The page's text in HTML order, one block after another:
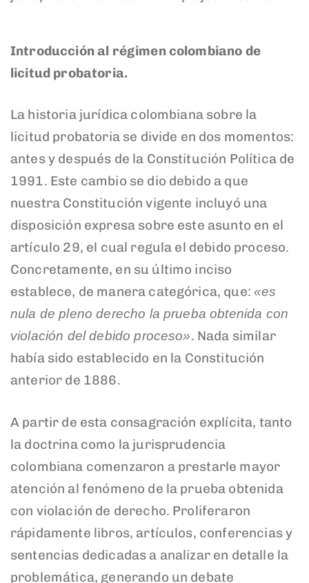
Introducción al régimen colombiano de
licitud probatoria.
La historia jurídica colombiana sobre la
licitud probatoria se divide en dos momentos:
antes y después de la Constitución Política de
1991. Este cambio se dio debido a que
nuestra Constitución vigente incluyó una
disposición expresa sobre este asunto en el
artículo 29, el cual regula el debido proceso.
Concretamente, en su último inciso
establece, de manera categórica, que: «es
nula de pleno derecho la prueba obtenida con
violación del debido proceso». Nada similar
había sido establecido en la Constitución
anterior de 1886.
A partir de esta consagración explícita, tanto
la doctrina como la jurisprudencia
colombiana comenzaron a prestarle mayor
atención al fenómeno de la prueba obtenida
con violación de derecho. Proliferaron
rápidamente libros, artículos, conferencias y
sentencias dedicadas a analizar en detalle la
problemática, generando un debate